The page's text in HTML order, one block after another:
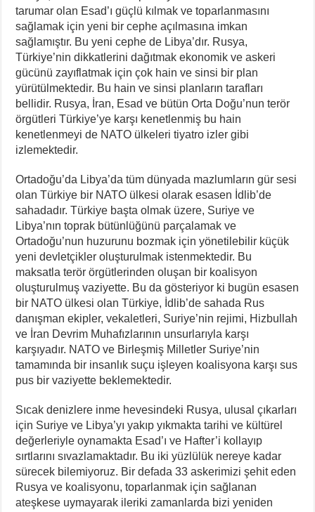
tarumar olan Esad’ı güçlü kılmak ve toparlanmasını
sağlamak için yeni bir cephe açılmasına imkan
sağlamıştır. Bu yeni cephe de Libya’dır. Rusya,
Türkiye’nin dikkatlerini dağıtmak ekonomik ve askeri
gücünü zayıflatmak için çok hain ve sinsi bir plan
yürütülmektedir. Bu hain ve sinsi planların tarafları
bellidir. Rusya, İran, Esad ve bütün Orta Doğu’nun terör
örgütleri Türkiye’ye karşı kenetlenmiş bu hain
kenetlenmeyi de NATO ülkeleri tiyatro izler gibi
izlemektedir.
Ortadoğu’da Libya’da tüm dünyada mazlumların gür sesi
olan Türkiye bir NATO ülkesi olarak esasen İdlib’de
sahadadır. Türkiye başta olmak üzere, Suriye ve
Libya’nın toprak bütünlüğünü parçalamak ve
Ortadoğu’nun huzurunu bozmak için yönetilebilir küçük
yeni devletçikler oluşturulmak istenmektedir. Bu
maksatla terör örgütlerinden oluşan bir koalisyon
oluşturulmuş vaziyette. Bu da gösteriyor ki bugün esasen
bir NATO ülkesi olan Türkiye, İdlib’de sahada Rus
danışman ekipler, vekaletleri, Suriye’nin rejimi, Hizbullah
ve İran Devrim Muhafızlarının unsurlarıyla karşı
karşıyadır. NATO ve Birleşmiş Milletler Suriye’nin
tamamında bir insanlık suçu işleyen koalisyona karşı sus
pus bir vaziyette beklemektedir.
Sıcak denizlere inme hevesindeki Rusya, ulusal çıkarları
için Suriye ve Libya’yı yakıp yıkmakta tarihi ve kültürel
değerleriyle oynamakta Esad’ı ve Hafter’i kollayıp
sırtlarını sıvazlamaktadır. Bu iki yüzlülük nereye kadar
sürecek bilemiyoruz. Bir defada 33 askerimizi şehit eden
Rusya ve koalisyonu, toparlanmak için sağlanan
ateşkese uymayarak ileriki zamanlarda bizi yeniden